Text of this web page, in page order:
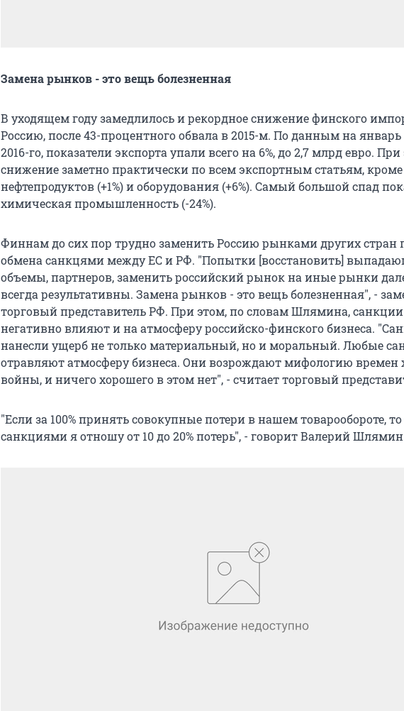
Замена рынков - это вещь болезненная
В уходящем году замедлилось и рекордное снижение финского
Россию, после 43-процентного обвала в 2015-м. По данным на
2016-го, показатели экспорта упали всего на 6%, до 2,7 млрд евро.
снижение заметно практически по всем экспортным статьям, кроме
нефтепродуктов (+1%) и оборудования (+6%). Самый большой спад
химическая промышленность (-24%).
Финнам до сих пор трудно заменить Россию рынками других стран
обмена санкцями между ЕС и РФ. "Попытки [восстановить]
объемы, партнеров, заменить российский рынок на иные рынки
всегда результативны. Замена рынков - это вещь болезненная", -
торговый представитель РФ. При этом, по словам Шлямина, санкции
негативно влияют и на атмосферу российско-финского бизнеса.
нанесли ущерб не только материальный, но и моральный. Любые
отравляют атмосферу бизнеса. Они возрождают мифологию времен
войны, и ничего хорошего в этом нет", - считает торговый
"Если за 100% принять совокупные потери в нашем товарообороте,
санкциями я отношу от 10 до 20% потерь", - говорит Валерий